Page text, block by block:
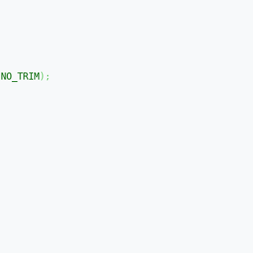
NO_TRIM) ;